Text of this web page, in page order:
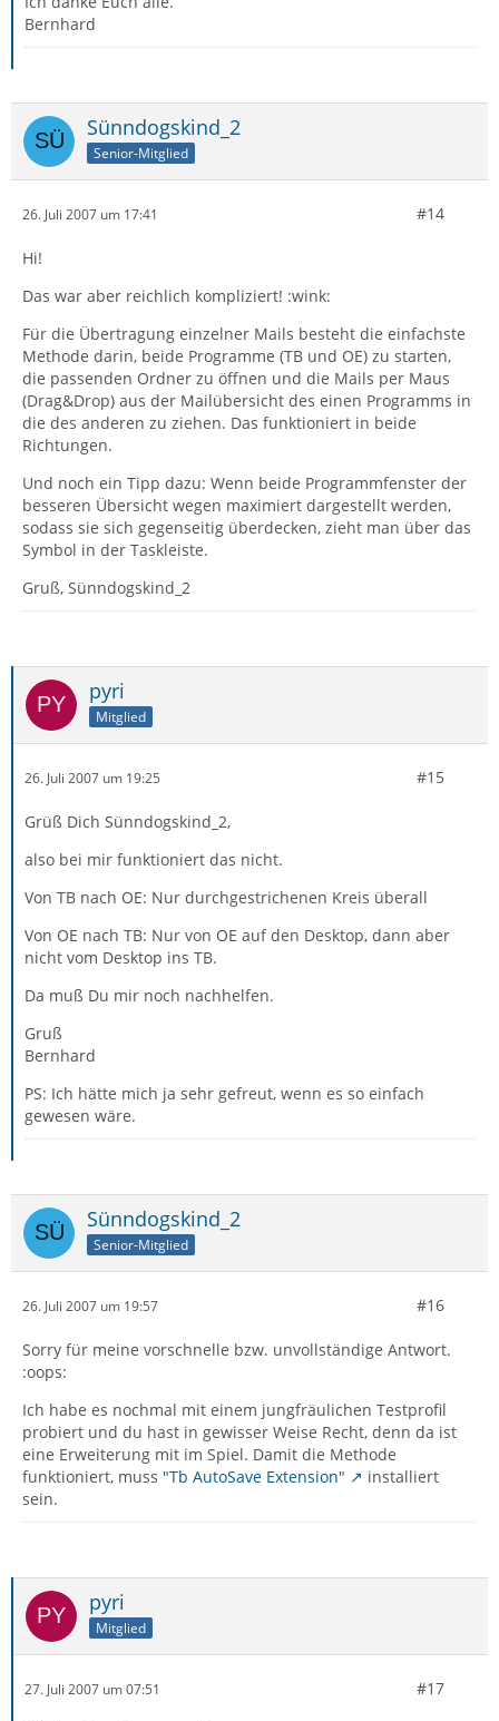
Bernhard
Sünndogskind_2
Senior-Mitglied
26. Juli 2007 um 17:41 #14
Hi!
Das war aber reichlich kompliziert! :wink:
Für die Übertragung einzelner Mails besteht die einfachste
Methode darin, beide Programme (TB und OE) zu starten,
die passenden Ordner zu öffnen und die Mails per Maus
(Drag&Drop) aus der Mailübersicht des einen Programms in
die des anderen zu ziehen. Das funktioniert in beide
Richtungen.
Und noch ein Tipp dazu: Wenn beide Programmfenster der
besseren Übersicht wegen maximiert dargestellt werden,
sodass sie sich gegenseitig überdecken, zieht man über das
Symbol in der Taskleiste.
Gruß, Sünndogskind_2
pyri
Mitglied
26. Juli 2007 um 19:25 #15
Grüß Dich Sünndogskind_2,
also bei mir funktioniert das nicht.
Von TB nach OE: Nur durchgestrichenen Kreis überall
Von OE nach TB: Nur von OE auf den Desktop, dann aber
nicht vom Desktop ins TB.
Da muß Du mir noch nachhelfen.
Gruß
Bernhard
PS: Ich hätte mich ja sehr gefreut, wenn es so einfach
gewesen wäre.
Sünndogskind_2
Senior-Mitglied
26. Juli 2007 um 19:57 #16
Sorry für meine vorschnelle bzw. unvollständige Antwort.
:oops:
Ich habe es nochmal mit einem jungfräulichen Testprofil
probiert und du hast in gewisser Weise Recht, denn da ist
eine Erweiterung mit im Spiel. Damit die Methode
funktioniert, muss "Tb AutoSave Extension"
installiert
sein.
pyri
Mitglied
27. Juli 2007 um 07:51 #17